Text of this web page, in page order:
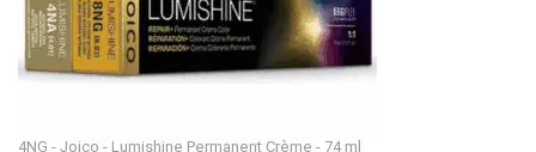
4NG - Joico - Lumishine Permanent Crème - 74 ml